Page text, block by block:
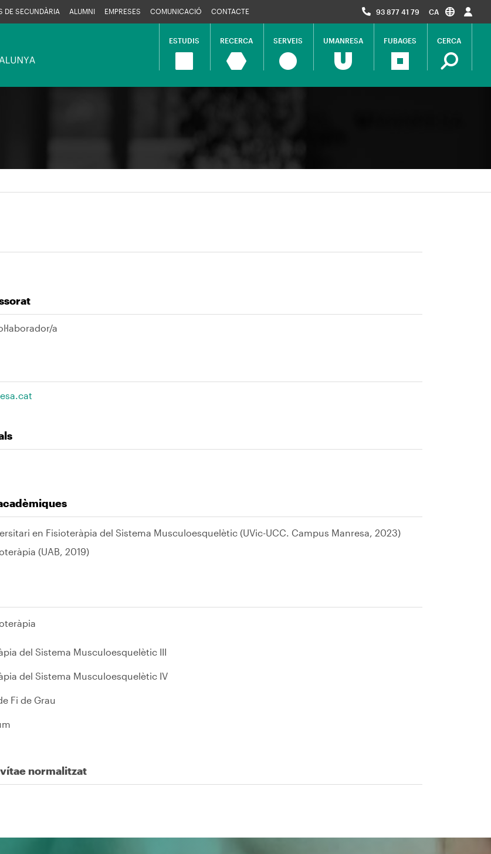
DE SECUNDÀRIA ALUMNI EMPRESES COMUNICACIÓ CONTACTE 93 877 41 79 CA
Navegació
ESTUDIS RECERCA SERVEIS UMANRESA FUBAGES CERCA
a
en Fisioteràpia del Sistema Musculoesquelètic (UVic-UCC. Campus Manresa, 2023)
(UAB, 2019)
del Sistema Musculoesquelètic III
del Sistema Musculoesquelètic IV
Fi de Grau
normalitzat